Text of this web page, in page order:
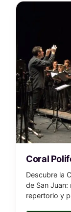
Coral
Descubre la
de San
repertorio y